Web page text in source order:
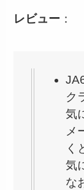
レビュー ：
ク
気
メ
く
気
な